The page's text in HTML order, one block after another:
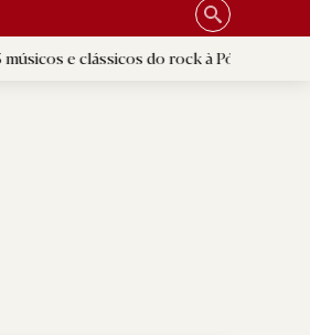
do rock à Póvoa de Lanhoso